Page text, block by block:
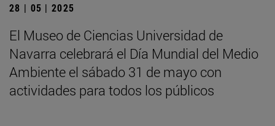
28 | 05 | 2025
El Museo de Ciencias Universidad de
Navarra celebrará el Día Mundial del Medio
Ambiente el sábado 31 de mayo con
actividades para todos los públicos